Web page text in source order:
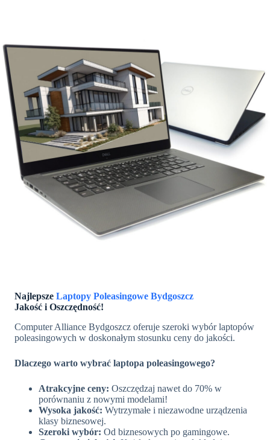
Najlepsze Laptopy Poleasingowe Bydgoszcz
Jakość i Oszczędność!
Computer Alliance Bydgoszcz oferuje szeroki wybór laptopów
poleasingowych w doskonałym stosunku ceny do jakości.
Dlaczego warto wybrać laptopa poleasingowego?
Atrakcyjne ceny: Oszczędzaj nawet do 70% w
porównaniu z nowymi modelami!
Wysoka jakość: Wytrzymałe i niezawodne urządzenia
klasy biznesowej.
Szeroki wybór: Od biznesowych po gamingowe.